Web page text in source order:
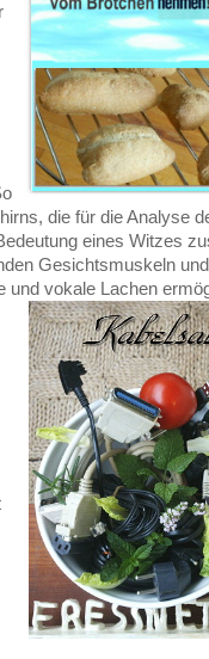
die für die Analyse
eines Witzes
Gesichtsmuskeln und
und vokale Lachen